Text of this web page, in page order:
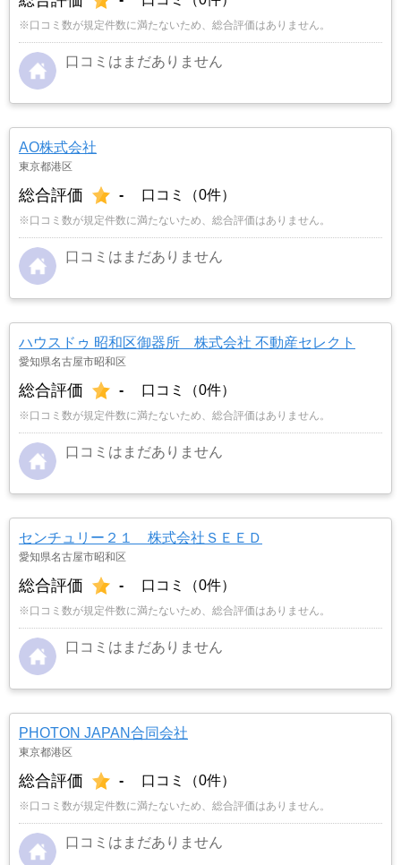
※口コミ数が規定件数に満たないため、総合評価はありません。
口コミはまだありません
AO株式会社
東京都港区
総合評価 - 口コミ（0件）
※口コミ数が規定件数に満たないため、総合評価はありません。
口コミはまだありません
ハウスドゥ 昭和区御器所 株式会社 不動産セレクト
愛知県名古屋市昭和区
総合評価 - 口コミ（0件）
※口コミ数が規定件数に満たないため、総合評価はありません。
口コミはまだありません
センチュリー２１ 株式会社ＳＥＥＤ
愛知県名古屋市昭和区
総合評価 - 口コミ（0件）
※口コミ数が規定件数に満たないため、総合評価はありません。
口コミはまだありません
PHOTON JAPAN合同会社
東京都港区
総合評価 - 口コミ（0件）
※口コミ数が規定件数に満たないため、総合評価はありません。
口コミはまだありません